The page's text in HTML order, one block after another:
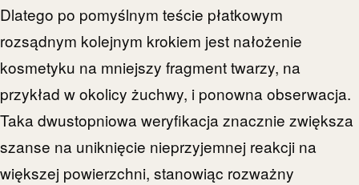
Dlatego po pomyślnym teście płatkowym
rozsądnym kolejnym krokiem jest nałożenie
kosmetyku na mniejszy fragment twarzy, na
przykład w okolicy żuchwy, i ponowna obserwacja.
Taka dwustopniowa weryfikacja znacznie zwiększa
szanse na uniknięcie nieprzyjemnej reakcji na
większej powierzchni, stanowiąc rozważny